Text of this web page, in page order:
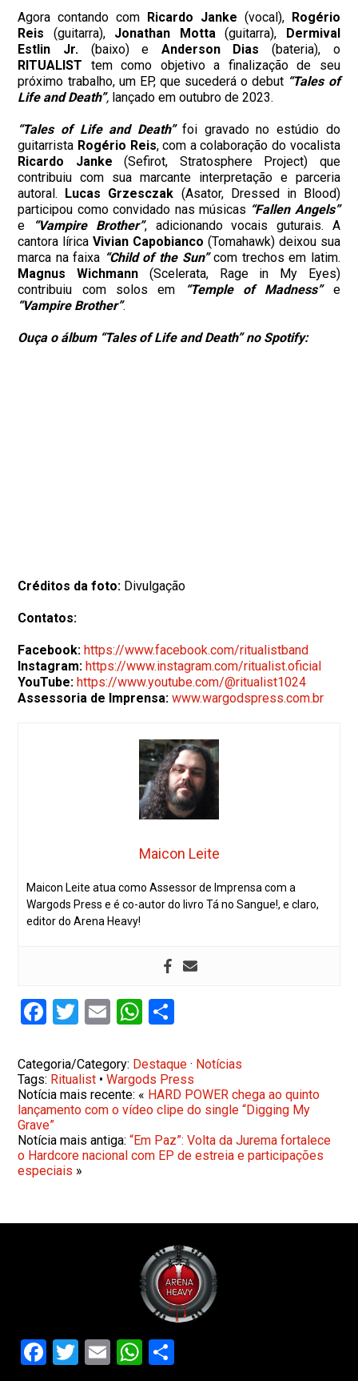
Agora contando com Ricardo Janke (vocal),Rogério
Reis (guitarra), Jonathan Motta(guitarra), Dermival
Estlin Jr. (baixo) e Anderson Dias(bateria), o
RITUALIST tem como objetivo a finalização de seu
próximo trabalho, um EP, que sucederá o debut “Tales of
Life and Death”, lançado em outubro de 2023.
“Tales of Life and Death”foi gravado no estúdio do
guitarrista Rogério Reis, com a colaboração do vocalista
Ricardo Janke (Sefirot, Stratosphere Project) que
contribuiu com sua marcante interpretação e parceria
autoral. Lucas Grzesczak (Asator, Dressed in Blood)
participou como convidado nas músicas “Fallen Angels”
e
“Vampire Brother”, adicionando vocais guturais. A
cantora líricaVivian Capobianco (Tomahawk) deixou sua
marca na faixa “Child of the Sun”com trechos em latim.
Magnus Wichmann (Scelerata, Rage in My Eyes)
contribuiu com solos em
“Temple of Madness”e
“Vampire Brother”.
Ouça o álbum “Tales of Life and Death” no Spotify:
Créditos da foto: Divulgação
Contatos:
Facebook: https://www.facebook.com/ritualistband
Instagram:https://www.instagram.com/ritualist.oficial
YouTube:https://www.youtube.com/@ritualist1024
Assessoria de Imprensa: www.wargodspress.com.br
Maicon Leite
Maicon Leite atua como Assessor de Imprensa com a
Wargods Press e é co-autor do livro Tá no Sangue!, e claro,
editor do Arena Heavy!
Facebook
Twitter
EmailWhatsApp
Categoria/Category: Destaque · Notícias
Tags: Ritualist •Wargods Press
Notícia mais recente: « HARD POWER chega ao quinto
lançamento com o vídeo clipe do single “Digging My
Grave”
Notícia mais antiga:“Em Paz”: Volta da Jurema fortalece
o Hardcore nacional com EP de estreia e participações
especiais »
Facebook
Twitter
EmailWhatsApp